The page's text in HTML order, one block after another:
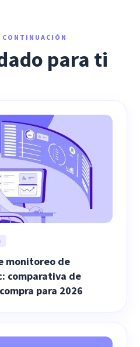
CONTINUACIÓN
para ti
monitoreo de
comparativa de
para 2026